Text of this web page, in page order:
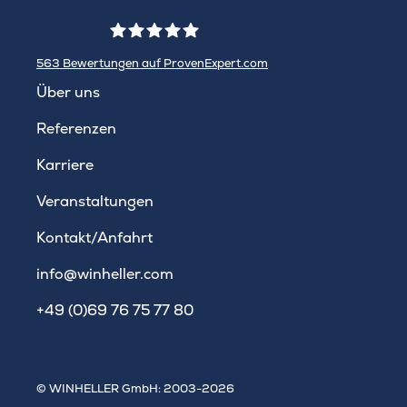
563 Bewertungen auf ProvenExpert.com
Über uns
Referenzen
Karriere
Veranstaltungen
Kontakt/Anfahrt
info@winheller.com
+49 (0)69 76 75 77 80
© WINHELLER GmbH: 2003-2026